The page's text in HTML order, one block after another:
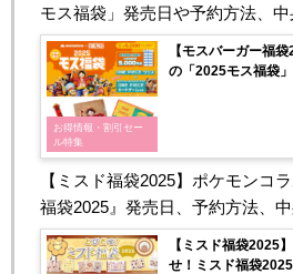
モス福袋」発売日や予約方法、中
お得情報・割引セー
ル特集
【モスバーガー福
の「2025モス福袋
【ミスド福袋2025】ポケモンコ
福袋2025』発売日、予約方法、
【ミスド福袋2025
せ！ミスド福袋